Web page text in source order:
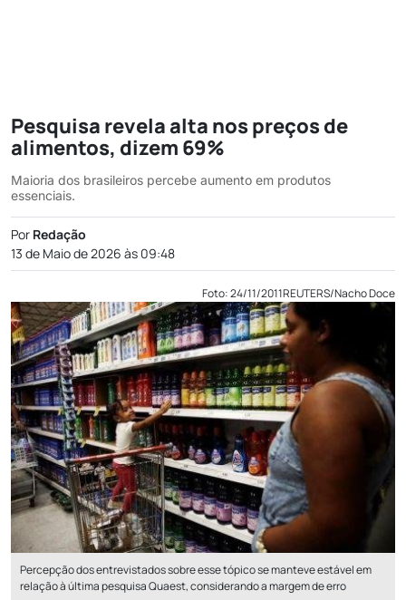
Pesquisa revela alta nos preços de
alimentos, dizem 69%
Maioria dos brasileiros percebe aumento em produtos
essenciais.
Por Redação
13 de Maio de 2026 às 09:48
Foto: 24/11/2011REUTERS/Nacho Doce
Percepção dos entrevistados sobre esse tópico se manteve estável em
relação à última pesquisa Quaest, considerando a margem de erro